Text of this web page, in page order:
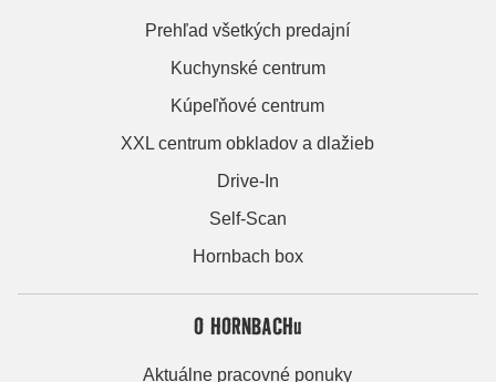
Prehľad všetkých predajní
Kuchynské centrum
Kúpeľňové centrum
XXL centrum obkladov a dlažieb
Drive-In
Self-Scan
Hornbach box
O HORNBACHu
Aktuálne pracovné ponuky